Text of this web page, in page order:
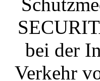
bei der
Verkehr